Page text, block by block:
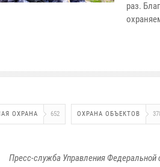
раз.
ОХРАНА 652 ОХРАНА ОБЪЕКТОВ
Пресс-служба Управления Федеральной